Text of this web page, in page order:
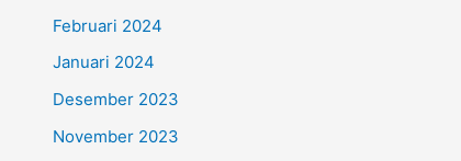
Februari 2024
Januari 2024
Desember 2023
November 2023